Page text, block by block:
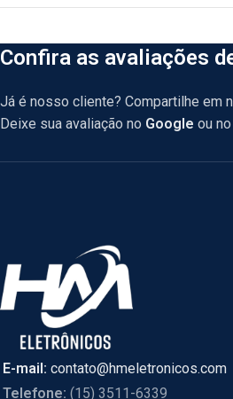
Confira as avaliações
Já é nosso cliente? Compartilhe em
Deixe sua avaliação no Google ou no
E-mail: contato@hmeletronicos.com
Telefone: (15) 3511-6339